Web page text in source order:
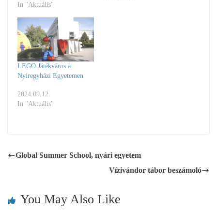
In "Aktuális"
LEGO Játékváros a
Nyíregyházi Egyetemen
2024.09.12.
In "Aktuális"
Global Summer School, nyári egyetem
Vízivándor tábor beszámoló
You May Also Like